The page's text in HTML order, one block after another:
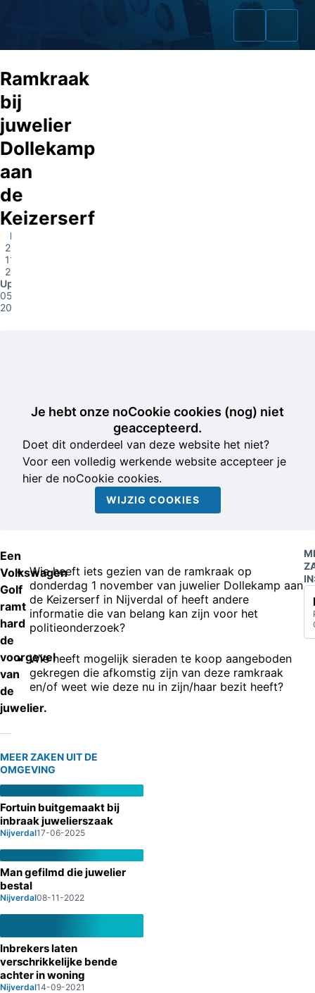
Home
Zaken
Opsporingslijst
Ramkraak
bij
juwelier
Dollekamp
aan
de
Keizerserf
Nijverdal
26-
11-
2012
Update
05-09-
2014
Je hebt onze noCookie cookies (nog) niet
geaccepteerd.
Doet dit onderdeel van deze website het niet?
Voor een volledig werkende website accepteer je
hier de noCookie cookies.
WIJZIG COOKIES
Een
Volkswagen
Golf
ramt
hard
de
voorgevel
van
de
juwelier.
Wie heeft iets gezien van de ramkraak op
donderdag 1 november van juwelier Dollekamp aan
de Keizerserf in Nijverdal of heeft andere
informatie die van belang kan zijn voor het
politieonderzoek?
Wie heeft mogelijk sieraden te koop aangeboden
gekregen die afkomstig zijn van deze ramkraak
en/of weet wie deze nu in zijn/haar bezit heeft?
MEER ZAKEN UIT DE
OMGEVING
Fortuin buitgemaakt bij
inbraak juwelierszaak
Nijverdal17-06-2025
Man gefilmd die juwelier
bestal
Nijverdal08-11-2022
Inbrekers laten
verschrikkelijke bende
achter in woning
Nijverdal14-09-2021